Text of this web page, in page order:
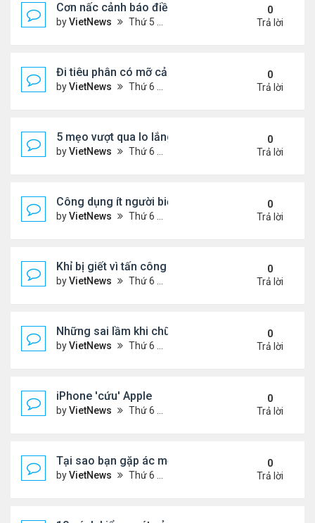
Cơn nấc cảnh báo điều gì về sức khỏe?
byVietNews Thứ 5 Tháng 8 04, 2022 3:12 pm
0
Trả lời
Đi tiêu phân có mỡ cảnh báo nguy cơ bệnh tật
byVietNews Thứ 6 Tháng 7 29, 2022 5:15 pm
0
Trả lời
5 mẹo vượt qua lo lắng trong thời kỳ lạm phát
byVietNews Thứ 6 Tháng 7 29, 2022 5:12 pm
0
Trả lời
Công dụng ít người biết của dầu ô liu
byVietNews Thứ 6 Tháng 7 29, 2022 1:42 pm
0
Trả lời
Khỉ bị giết vì tấn công 56 người
byVietNews Thứ 6 Tháng 7 29, 2022 1:39 pm
0
Trả lời
Những sai lầm khi chữa ho tại nhà
byVietNews Thứ 6 Tháng 7 29, 2022 12:39 pm
0
Trả lời
iPhone 'cứu' Apple
byVietNews Thứ 6 Tháng 7 29, 2022 11:43 am
0
Trả lời
Tại sao bạn gặp ác mộng trong giấc ngủ?
byVietNews Thứ 6 Tháng 7 29, 2022 10:47 am
0
Trả lời